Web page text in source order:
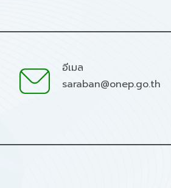
อีเมล
saraban@onep.go.th